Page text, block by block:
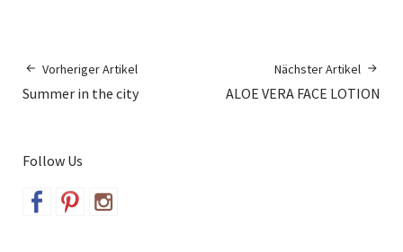
Vorheriger Artikel
Summer in the city
Nächster Artikel
ALOE VERA FACE LOTION
Follow Us